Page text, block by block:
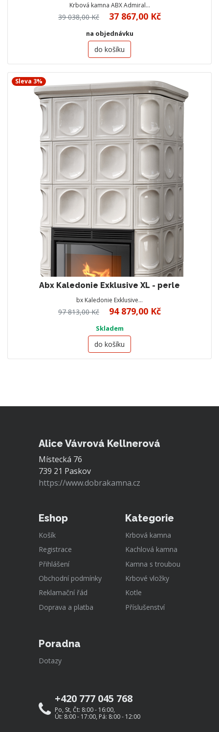
Krbová kamna ABX Admiral…
39 038,00 Kč 37 867,00 Kč
na objednávku
do košíku
Sleva 3%
Abx Kaledonie Exklusive XL - perle
bx Kaledonie Exklusive…
97 813,00 Kč 94 879,00 Kč
Skladem
do košíku
Alice Vávrová Kellnerová
Místecká 76
739 21 Paskov
https://www.dobrakamna.cz
Eshop
Košík
Registrace
Přihlášení
Obchodní podmínky
Reklamační řád
Doprava a platba
Kategorie
Krbová kamna
Kachlová kamna
Kamna s troubou
Krbové vložky
Kotle
Příslušenství
Poradna
Dotazy
+420 777 045 768
Po, St, Čt: 8:00 - 16:00,
Út: 8:00 - 17:00, Pá: 8:00 - 12:00